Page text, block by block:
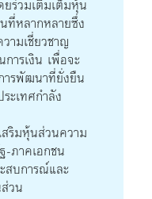
ร่วมเติมเต็มหุ้น
ที่หลากหลายซึ่ง
ามเชี่ยวชาญ
ารเงิน เพื่อจะ
ารพัฒนาที่ยั่งยืน
ะเทศกำลัง
ริมหุ้นส่วนความ
-ภาคเอกชน
สบการณ์และ
วน